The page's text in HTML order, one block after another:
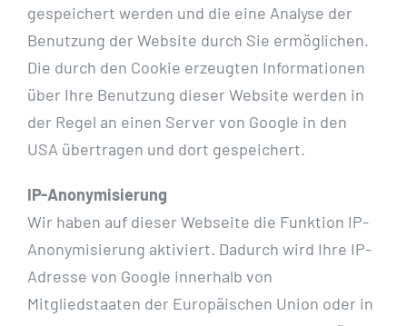
gespeichert werden und die eine Analyse der
Benutzung der Website durch Sie ermöglichen.
Die durch den Cookie erzeugten Informationen
über Ihre Benutzung dieser Website werden in
der Regel an einen Server von Google in den
USA übertragen und dort gespeichert.
IP-Anonymisierung
Wir haben auf dieser Webseite die Funktion IP-
Anonymisierung aktiviert. Dadurch wird Ihre IP-
Adresse von Google innerhalb von
Mitgliedstaaten der Europäischen Union oder in